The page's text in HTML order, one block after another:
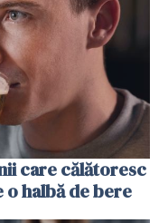
care călătoresc
o halbă de bere